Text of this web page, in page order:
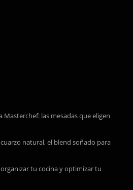
Masterchef: las mesadas que eligen
natural, el blend soñado para
tu cocina y optimizar tu